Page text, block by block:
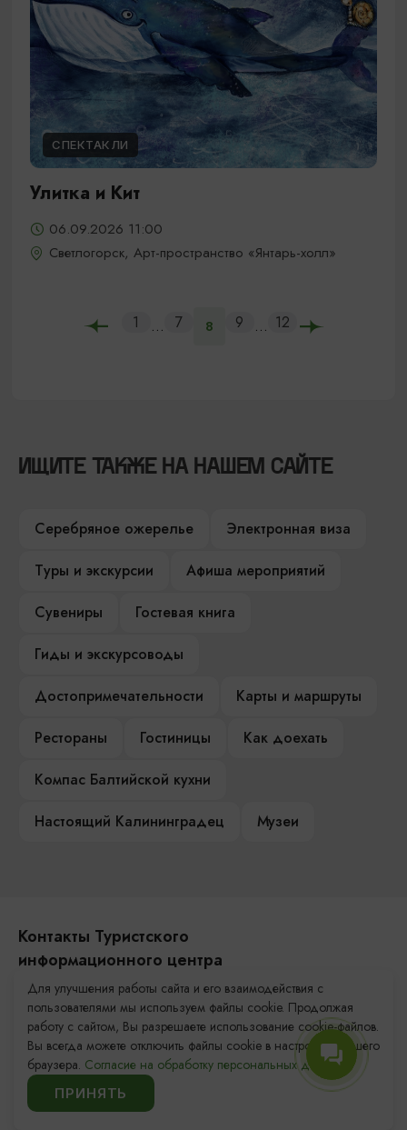
СПЕКТАКЛИ
Улитка и Кит
06.09.2026 11:00
Светлогорск, Арт-пространство «Янтарь-холл»
1 ... 7 8 9 ... 12
ИЩИТЕ ТАКЖЕ НА НАШЕМ САЙТЕ
Серебряное ожерелье
Электронная виза
Туры и экскурсии
Афиша мероприятий
Сувениры
Гостевая книга
Гиды и экскурсоводы
Достопримечательности
Карты и маршруты
Рестораны
Гостиницы
Как доехать
Компас Балтийской кухни
Настоящий Калининградец
Музеи
Контакты Туристского
информационного центра
Площадь Победы, 1
+7 (4012) 555-200
8 (800) 200-55-39
info@visit-kaliningrad.ru
Для улучшения работы сайта и его взаимодействия с
пользователями мы используем файлы cookie. Продолжая
работу с сайтом, Вы разрешаете использование cookie-файлов.
Вы всегда можете отключить файлы cookie в настройках Вашего
браузера. Согласие на обработку персональных данных.
ПРИНЯТЬ